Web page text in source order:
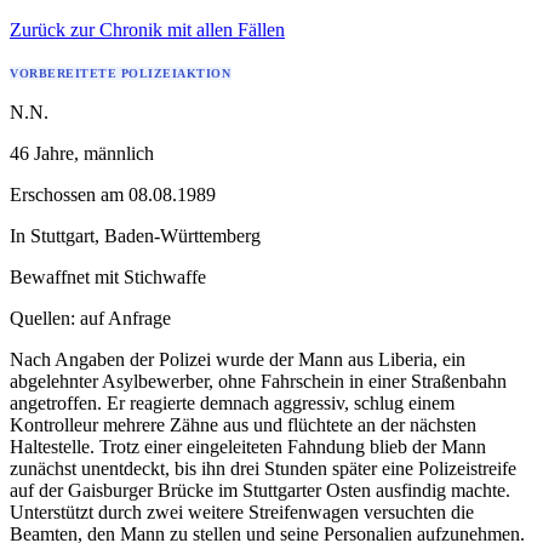
Zurück zur Chronik mit allen Fällen
VORBEREITETE POLIZEIAKTION
N.N.
46 Jahre, männlich
Erschossen am 08.08.1989
In Stuttgart, Baden-Württemberg
Bewaffnet mit Stichwaffe
Quellen: auf Anfrage
Nach Angaben der Polizei wurde der Mann aus Liberia, ein
abgelehnter Asylbewerber, ohne Fahrschein in einer Straßenbahn
angetroffen. Er reagierte demnach aggressiv, schlug einem
Kontrolleur mehrere Zähne aus und flüchtete an der nächsten
Haltestelle. Trotz einer eingeleiteten Fahndung blieb der Mann
zunächst unentdeckt, bis ihn drei Stunden später eine Polizeistreife
auf der Gaisburger Brücke im Stuttgarter Osten ausfindig machte.
Unterstützt durch zwei weitere Streifenwagen versuchten die
Beamten, den Mann zu stellen und seine Personalien aufzunehmen.